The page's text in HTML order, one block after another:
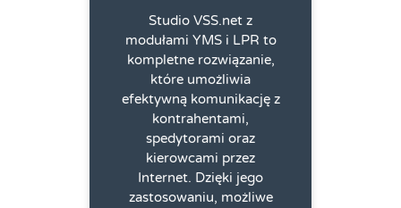
Studio VSS.net z
modułami YMS i LPR to
kompletne rozwiązanie,
które umożliwia
efektywną komunikację z
kontrahentami,
spedytorami oraz
kierowcami przez
Internet. Dzięki jego
zastosowaniu, możliwe